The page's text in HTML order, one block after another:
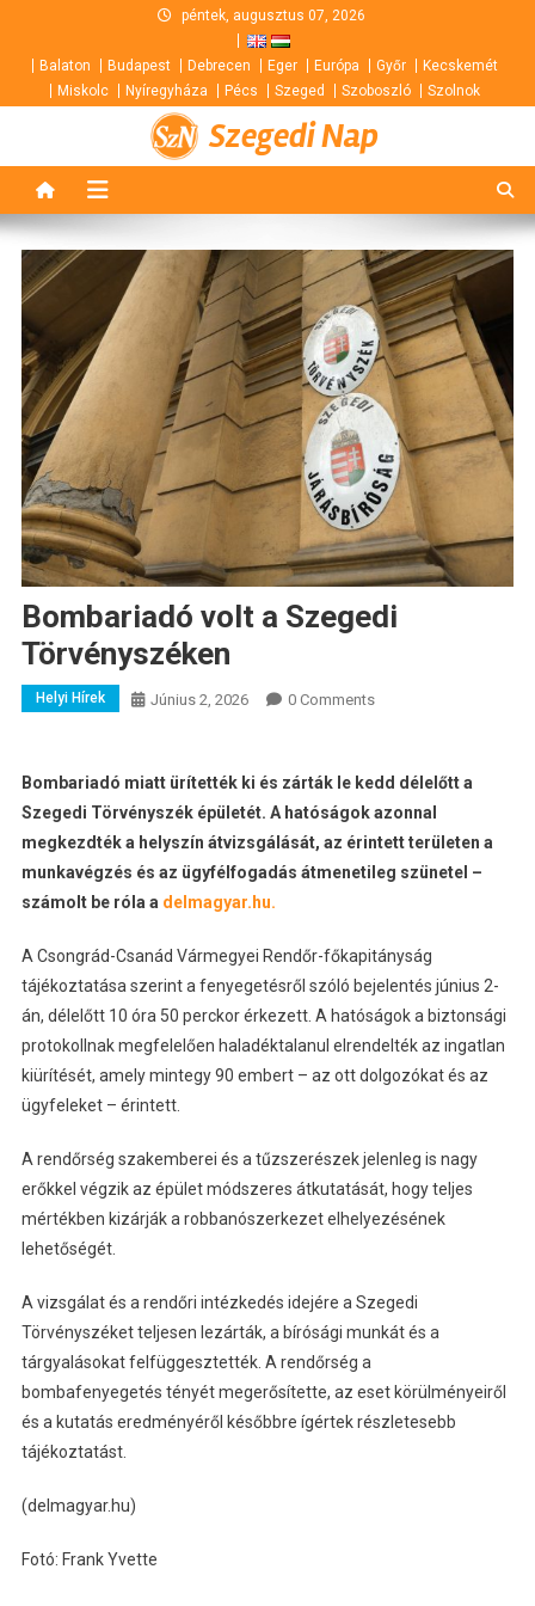
content
péntek, augusztus 07, 2026
Balaton Budapest Debrecen Eger Európa Győr
Kecskemét
Miskolc
Nyíregyháza Pécs Szeged Szoboszló Szolnok
Szegedi Nap
Bombariadó volt a Szegedi
Törvényszéken
Helyi Hírek Június 2, 2026 0 Comments
Bombariadó miatt ürítették ki és zárták le kedd délelőtt a
Szegedi Törvényszék épületét. A hatóságok azonnal
megkezdték a helyszín átvizsgálását, az érintett területen a
munkavégzés és az ügyfélfogadás átmenetileg szünetel –
számolt be róla a delmagyar.hu.
A Csongrád-Csanád Vármegyei Rendőr-főkapitányság
tájékoztatása szerint a fenyegetésről szóló bejelentés június 2-
án, délelőtt 10 óra 50 perckor érkezett. A hatóságok a biztonsági
protokollnak megfelelően haladéktalanul elrendelték az ingatlan
kiürítését, amely mintegy 90 embert – az ott dolgozókat és az
ügyfeleket – érintett.
A rendőrség szakemberei és a tűzszerészek jelenleg is nagy
erőkkel végzik az épület módszeres átkutatását, hogy teljes
mértékben kizárják a robbanószerkezet elhelyezésének
lehetőségét.
A vizsgálat és a rendőri intézkedés idejére a Szegedi
Törvényszéket teljesen lezárták, a bírósági munkát és a
tárgyalásokat felfüggesztették. A rendőrség a
bombafenyegetés tényét megerősítette, az eset körülményeiről
és a kutatás eredményéről későbbre ígértek részletesebb
tájékoztatást.
(delmagyar.hu)
Fotó: Frank Yvette